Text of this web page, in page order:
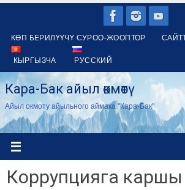
contentКӨП БЕРИЛҮҮЧҮ СУРОО-ЖООПТОР
КЫРГЫЗЧА РУССКИЙ
Кара-Бак айыл өкмөтү
Айыл окмоту айыльного аймака "Кара-Бак"
Коррупцияга каршы